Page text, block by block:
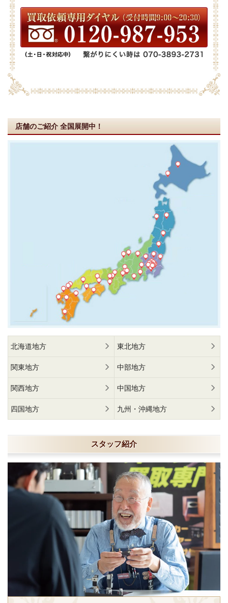
店舗のご紹介 全国展開中！
北海道地方 東北地方
関東地方 中部地方
関西地方 中国地方
四国地方 九州・沖縄地方
スタッフ紹介